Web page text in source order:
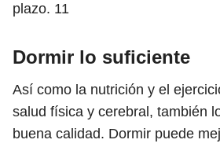
plazo. 11
Dormir lo suficiente
Así como la nutrición y el
salud física y cerebral, también
buena calidad. Dormir puede